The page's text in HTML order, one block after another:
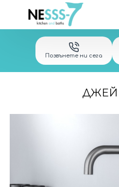
Позвънете ни сега